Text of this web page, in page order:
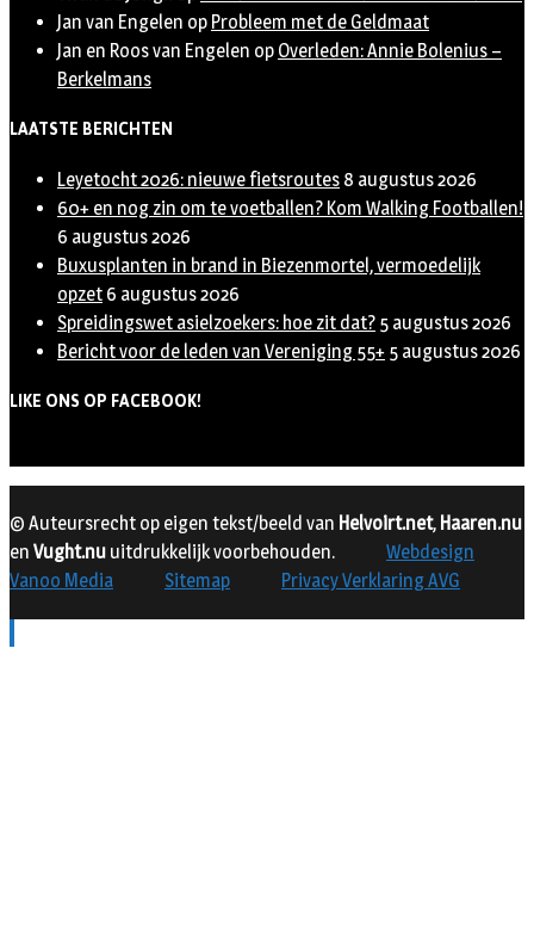
Jan van Engelen op Probleem met de Geldmaat
Jan en Roos van Engelen op Overleden: Annie Bolenius –
Berkelmans
LAATSTE BERICHTEN
Leyetocht 2026: nieuwe fietsroutes 8 augustus 2026
60+ en nog zin om te voetballen? Kom Walking Footballen!
6 augustus 2026
Buxusplanten in brand in Biezenmortel, vermoedelijk
opzet 6 augustus 2026
Spreidingswet asielzoekers: hoe zit dat? 5 augustus 2026
Bericht voor de leden van Vereniging 55+ 5 augustus 2026
LIKE ONS OP FACEBOOK!
© Auteursrecht op eigen tekst/beeld van Helvoirt.net, Haaren.nu
en Vught.nu uitdrukkelijk voorbehouden.
Webdesign
Vanoo Media
Sitemap Privacy Verklaring AVG